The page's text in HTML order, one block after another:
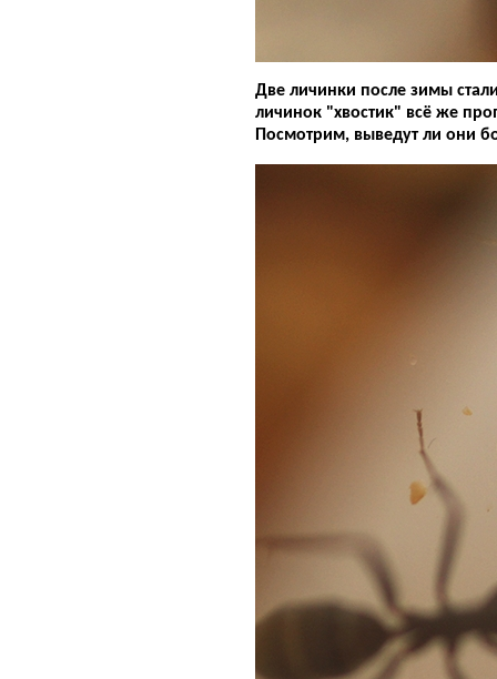
Две личинки после зимы
личинок "хвостик" всё же
Посмотрим, выведут ли они